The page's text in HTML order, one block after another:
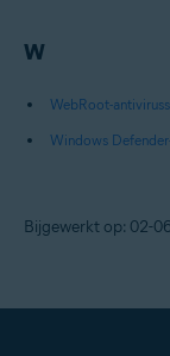
W
WebRoot-
Windows
Bijgewerkt op: 02-